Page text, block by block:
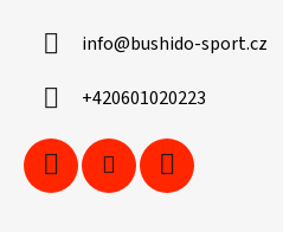
info@bushido-sport.cz
+420601020223